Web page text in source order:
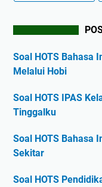
Soal HOTS Bahasa
Melalui Hobi
Soal HOTS IPAS
Tinggalku
Soal HOTS Bahasa
Sekitar
Soal HOTS